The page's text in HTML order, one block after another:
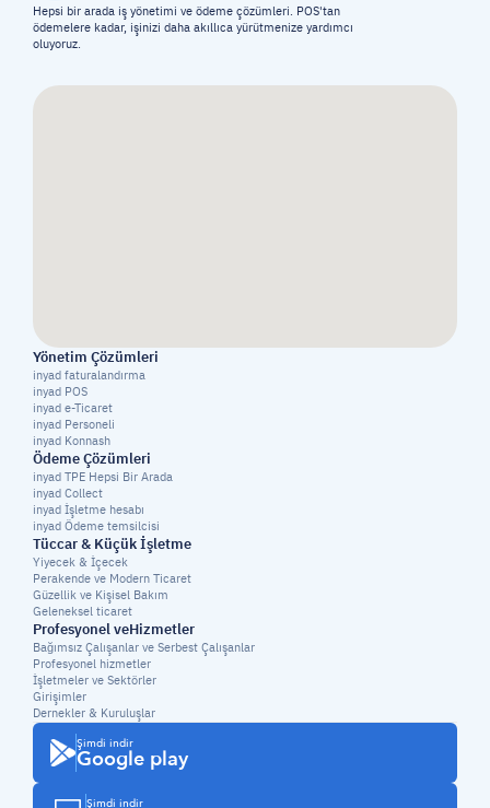
Hepsi bir arada iş yönetimi ve ödeme çözümleri. POS'tan
ödemelere kadar, işinizi daha akıllıca yürütmenize yardımcı
oluyoruz.
Yönetim Çözümleri
inyad faturalandırma
inyad POS
inyad e-Ticaret
inyad Personeli
inyad Konnash
Ödeme Çözümleri
inyad TPE Hepsi Bir Arada
inyad Collect
inyad İşletme hesabı
inyad Ödeme temsilcisi
Tüccar & Küçük İşletme
Yiyecek & İçecek
Perakende ve Modern Ticaret
Güzellik ve Kişisel Bakım
Geleneksel ticaret
Profesyonel veHizmetler
Bağımsız Çalışanlar ve Serbest Çalışanlar
Profesyonel hizmetler
İşletmeler ve Sektörler
Girişimler
Dernekler & Kuruluşlar
Şimdi indir
Google play
Şimdi indir